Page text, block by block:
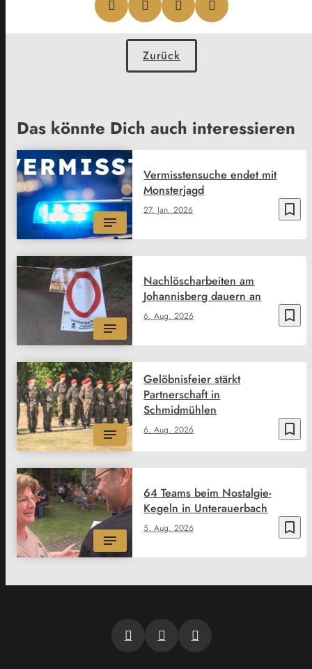
Zurück
Das könnte Dich auch interessieren
bookmark_border
27. Jan. 2026
Vermisstensuche endet mit
Monsterjagd
bookmark_border
6. Aug. 2026
Nachlöscharbeiten am
Johannisberg dauern an
bookmark_border
6. Aug. 2026
Gelöbnisfeier stärkt
Partnerschaft in
Schmidmühlen
bookmark_border
5. Aug. 2026
64 Teams beim Nostalgie-
Kegeln in Unterauerbach